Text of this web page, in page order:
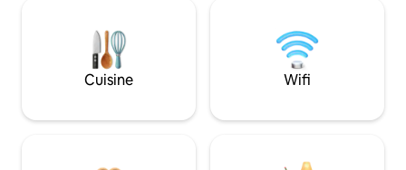
Cuisine Wifi